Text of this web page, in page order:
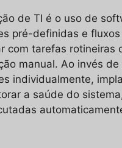
de TI é o uso de
pré-definidas e
com tarefas rotineiras
manual. Ao invés
individualmente,
a saúde do